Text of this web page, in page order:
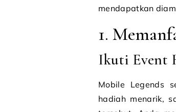
mendapatkan
1.
Ikuti Event
Mobile Legends
hadiah menarik,